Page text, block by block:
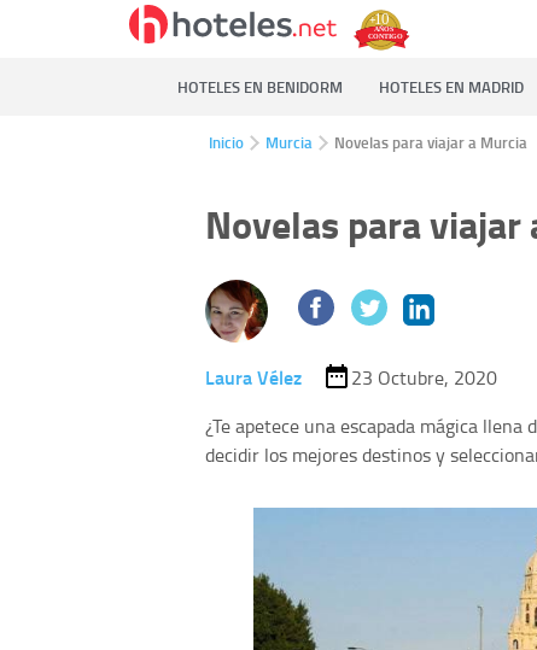
HOTELES EN BENIDORM HOTELES EN MADRID
Inicio Murcia Novelas para viajar a Murcia
Novelas para viajar
Laura Vélez
23 Octubre, 2020
¿Te apetece una escapada mágica
decidir los mejores destinos y